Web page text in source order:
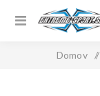
Domov /